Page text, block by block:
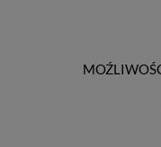
sprzeciwu wobec
przenoszenia
organu
prawo do
przetwarzanie